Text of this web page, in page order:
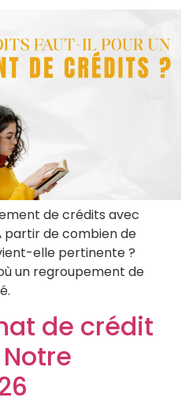
de crédits avec
partir de combien de
elle pertinente ?
un regroupement de
de crédit